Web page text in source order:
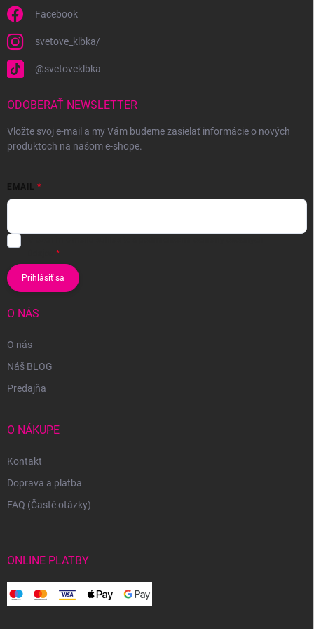
Facebook
svetove_klbka/
@svetoveklbka
ODOBERAŤ NEWSLETTER
Vložte svoj e-mail a my Vám budeme zasielať informácie o nových
produktoch na našom e-shope.
EMAIL
Prihlásiť sa
O NÁS
O nás
Náš BLOG
Predajňa
O NÁKUPE
Kontakt
Doprava a platba
FAQ (Časté otázky)
ONLINE PLATBY